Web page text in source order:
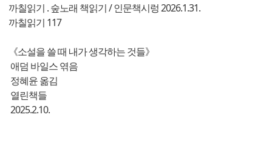
까칠읽기 . 숲노래 책읽기 / 인문책시렁 2026.1.31.
까칠읽기 117
《소설을 쓸 때 내가 생각하는 것들》
애덤 바일스 엮음
정혜윤 옮김
열린책들
2025.2.10.